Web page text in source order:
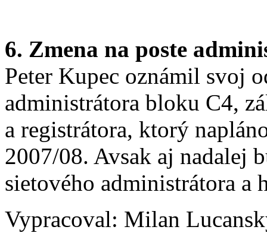
6. Zmena na poste
Peter Kupec oznámil svoj
administrátora bloku C4,
a registrátora, ktorý
2007/08. Avsak aj nadalej
sietového administrátora a
Vypracoval: Milan